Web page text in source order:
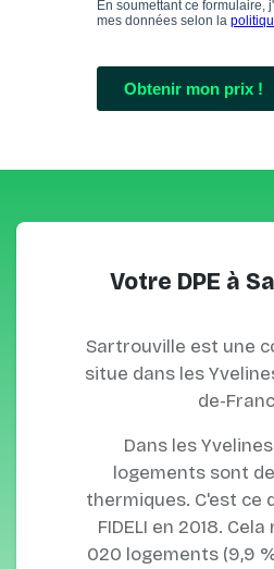
Votre DPE à
Sartrouville est une
situe dans les
de-
Dans les
logements sont
thermiques. C'est ce
FIDELI en 2018.
020 logements (9,9